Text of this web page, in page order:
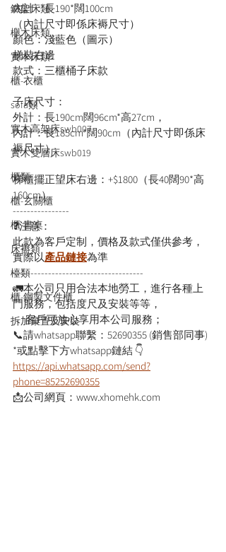
鐵架床類
櫸木床類
實木床類
櫃-衣櫃
sofa類
實木高架床swb007
實木雙層床swb019
櫃類
櫃-玄關櫃
櫃-書桌
床褥類
檯類
櫃-鋼製文件櫃
拆加棄置及安裝
內計：長190*闊100cm
（內計尺寸即係床褥尺寸）
顏色：淺藍色（圖示）
梯裝右邊
子床尺寸：
外計：長190cm闊96cm*高27cm，
內計：長185cm*闊90cm（內計尺寸即係床
褥尺寸）
梯櫃擺正望床右邊：+$1800（長40闊90*高
160cm）
----------------
❓注意：
此款為客戶定制，價格及款式僅供參考，
實際以產品鏈接為準
-------------------------------------
🚛本公司只用合法本地勞工，進行各種上
門服務，包括度尺及安裝等等，
客戶可放心享用本公司服務；
📞請whatsapp聯繫：52690355 (銷售部同事)
*或點擊下方whatsapp鏈結 👇
https://api.whatsapp.com/send?
phone=85252690355
📩公司網頁：www.xhomehk.com